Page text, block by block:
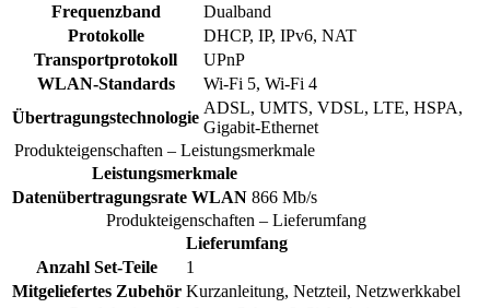
Frequenzband
Dualband
Protokolle
DHCP, IP, IPv6, NAT
Transportprotokoll
UPnP
WLAN-Standards
Wi-Fi 5, Wi-Fi 4
Übertragungstechnologie
ADSL, UMTS, VDSL, LTE, HSPA,
Gigabit-Ethernet
Produkteigenschaften – Leistungsmerkmale
Leistungsmerkmale
Datenübertragungsrate WLAN 866 Mb/s
Produkteigenschaften – Lieferumfang
Lieferumfang
Anzahl Set-Teile
1
Mitgeliefertes Zubehör Kurzanleitung, Netzteil, Netzwerkkabel